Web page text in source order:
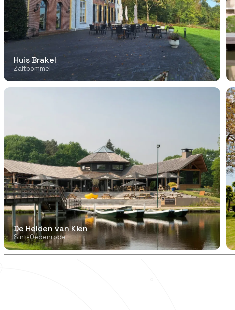
Huis Brakel
Zaltbommel
De Helden van Kien
Sint-Oedenrode